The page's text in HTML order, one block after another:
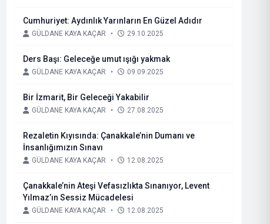
Cumhuriyet: Aydınlık Yarınların En Güzel Adıdır
GÜLDANE KAYA KAÇAR • 29.10.2025
Ders Başı: Geleceğe umut ışığı yakmak
GÜLDANE KAYA KAÇAR • 09.09.2025
Bir İzmarit, Bir Geleceği Yakabilir
GÜLDANE KAYA KAÇAR • 27.08.2025
Rezaletin Kıyısında: Çanakkale’nin Dumanı ve
İnsanlığımızın Sınavı
GÜLDANE KAYA KAÇAR • 12.08.2025
Çanakkale’nin Ateşi Vefasızlıkta Sınanıyor, Levent
Yılmaz’ın Sessiz Mücadelesi
GÜLDANE KAYA KAÇAR • 12.08.2025